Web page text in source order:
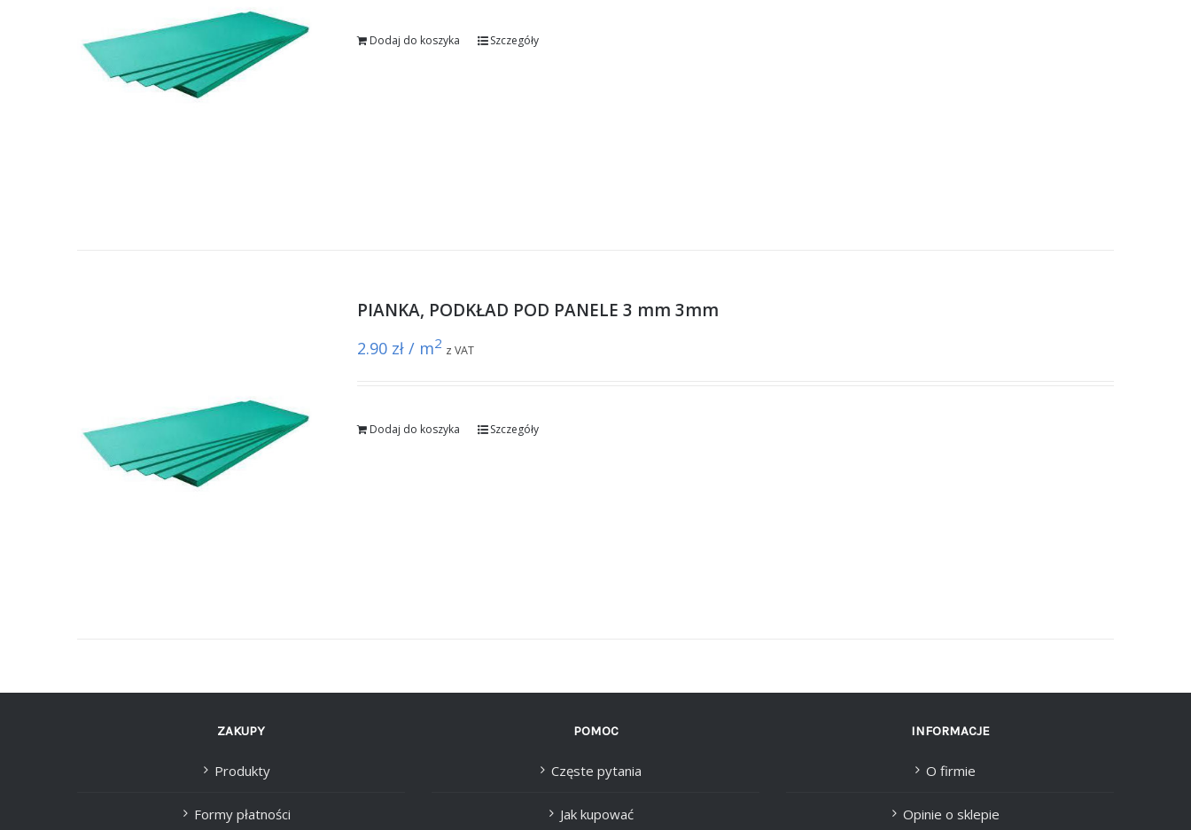
Dodaj do koszyka Szczegóły
PIANKA, PODKŁAD POD PANELE 3 mm 3mm
2.90 zł / m2 z VAT
Dodaj do koszyka Szczegóły
ZAKUPY
Produkty
Formy płatności
POMOC
Częste pytania
Jak kupować
INFORMACJE
O firmie
Opinie o sklepie